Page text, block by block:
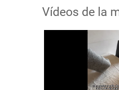
Vídeos de la